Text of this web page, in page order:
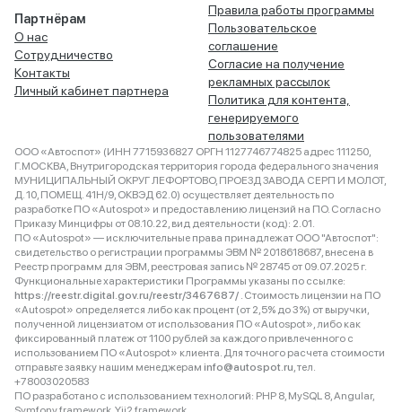
Партнёрам
О нас
Сотрудничество
Контакты
Личный кабинет партнера
Правила работы программы
Пользовательское
соглашение
Согласие на получение
рекламных рассылок
Политика для контента,
генерируемого
пользователями
ООО «Автоспот» (ИНН 7715936827 ОРГН 1127746774825 адрес 111250,
Г.МОСКВА, Внутригородская территория города федерального значения
МУНИЦИПАЛЬНЫЙ ОКРУГ ЛЕФОРТОВО, ПРОЕЗД ЗАВОДА СЕРП И МОЛОТ,
Д. 10, ПОМЕЩ. 41Н/9, ОКВЭД 62.0) осуществляет деятельность по
разработке ПО «Autospot» и предоставлению лицензий на ПО. Согласно
Приказу Минцифры от 08.10.22, вид деятельности (код): 2.01.
ПО «Autospot» — исключительные права принадлежат ООО "Автоспот":
свидетельство о регистрации программы ЭВМ № 2018618687, внесена в
Реестр программ для ЭВМ, реестровая запись № 28745 от 09.07.2025 г.
Функциональные характеристики Программы указаны по ссылке:
https://reestr.digital.gov.ru/reestr/3467687/ . Стоимость лицензии на ПО
«Autospot» определяется либо как процент (от 2,5% до 3%) от выручки,
полученной лицензиатом от использования ПО «Autospot», либо как
фиксированный платеж от 1100 рублей за каждого привлеченного с
использованием ПО «Autospot» клиента. Для точного расчета стоимости
отправьте заявку нашим менеджерам info@autospot.ru, тел.
+78003020583
ПО разработано с использованием технологий: PHP 8, MySQL 8, Angular,